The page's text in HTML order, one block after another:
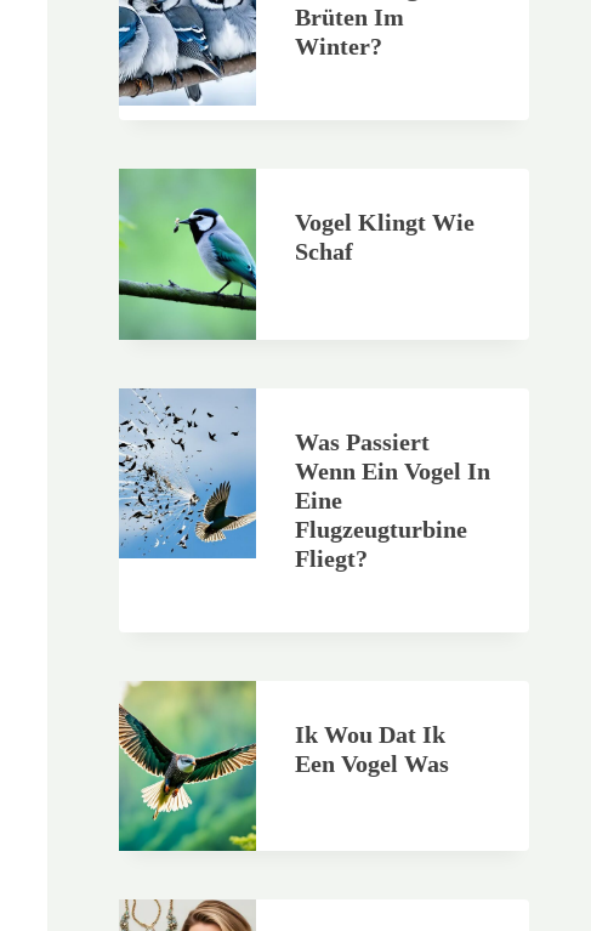
Brüten Im
Winter?
Vogel Klingt Wie
Schaf
Was Passiert
Wenn Ein Vogel In
Eine
Flugzeugturbine
Fliegt?
Ik Wou Dat Ik
Een Vogel Was